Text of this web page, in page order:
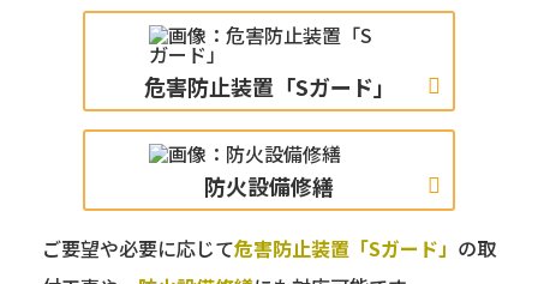
危害防止装置「Sガード」
防火設備修繕
ご要望や必要に応じて危害防止装置「Sガード」 の取